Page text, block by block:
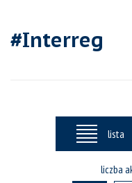
#Interreg
lista
liczba